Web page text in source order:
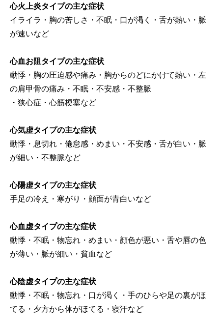
心火上炎タイプの主な症状
イライラ・胸の苦しさ・不眠・口が渇く・舌が熱い・脈
が速いなど
心血お阻タイプの主な症状
動悸・胸の圧迫感や痛み・胸からのどにかけて熱い・左
の肩甲骨の痛み・不眠・不安感・不整脈
・狭心症・心筋梗塞など
心気虚タイプの主な症状
動悸・息切れ・倦怠感・めまい・不安感・舌が白い・脈
が細い・不整脈など
心陽虚タイプの主な症状
手足の冷え・寒がり・顔面が青白いなど
心血虚タイプの主な症状
動悸・不眠・物忘れ・めまい・顔色が悪い・舌や唇の色
が薄い・脈が細い・貧血など
心陰虚タイプの主な症状
動悸・不眠・物忘れ・口が渇く・手のひらや足の裏がほ
てる・夕方から体がほてる・寝汗など